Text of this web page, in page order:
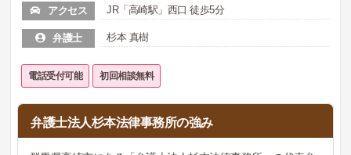
アクセス JR「高崎駅」西口 徒歩5分
弁護士 杉本 真樹
電話受付可能 初回相談無料
弁護士法人杉本法律事務所の強み